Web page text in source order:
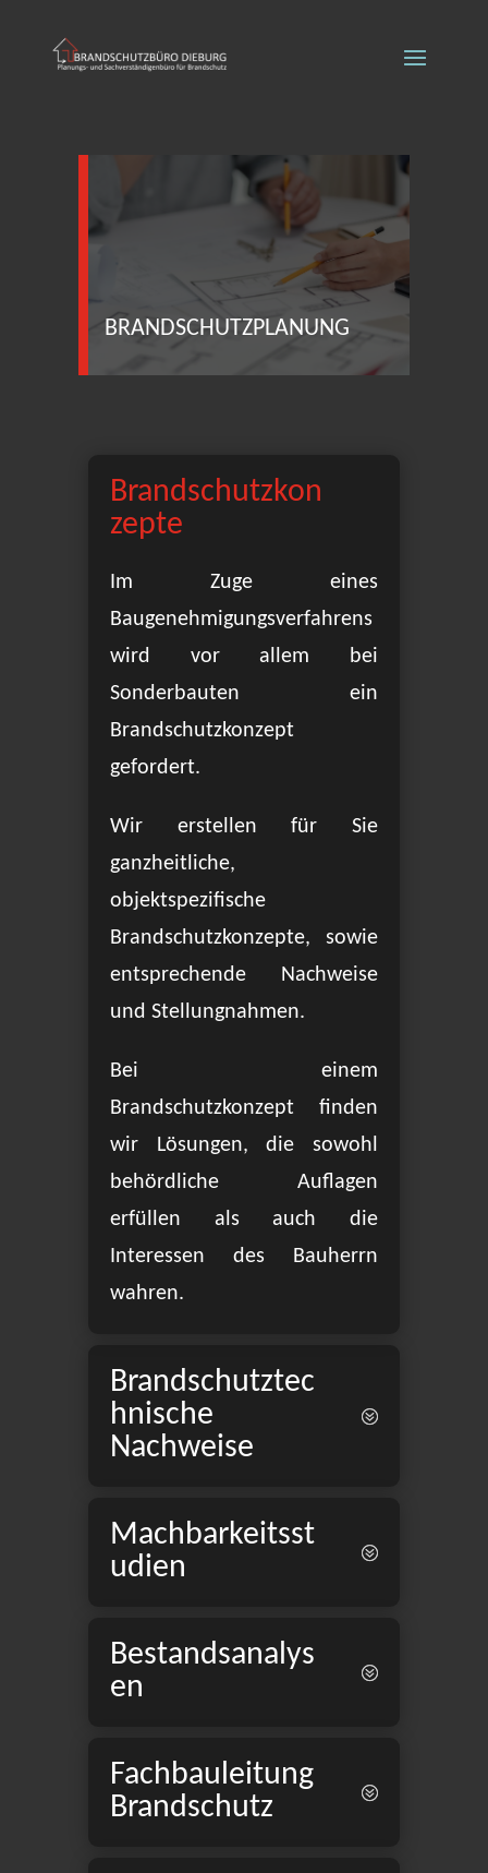
BRANDSCHUTZPLANUNG
Brandschutzkon
zepte
Im Zuge eines
Baugenehmigungsverfahrens
wird vor allem bei
Sonderbauten ein
Brandschutzkonzept
gefordert.
Wir erstellen für Sie
ganzheitliche,
objektspezifische
Brandschutzkonzepte, sowie
entsprechende Nachweise
und Stellungnahmen.
Bei einem
Brandschutzkonzept finden
wir Lösungen, die sowohl
behördliche Auflagen
erfüllen als auch die
Interessen des Bauherrn
wahren.
Brandschutztec
hnische
Nachweise
Machbarkeitsst
udien
Bestandsanalys
en
Fachbauleitung
Brandschutz